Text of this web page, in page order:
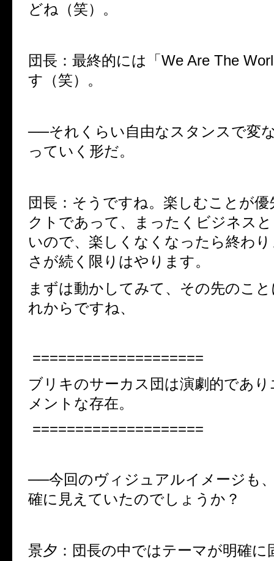
どね（笑）。
団長：最終的には「We Are The
す（笑）。
──それくらい自由なスタンスで変
っていく形だ。
団長：そうですね。楽しむことが
クトであって、まったくビジネス
いので、楽しくなくなったら終わ
さが続く限りはやります。
まずは動かしてみて、その先のこ
れからですね、
====================
ブリキのサーカス団は演劇的であ
メントな存在。
====================
──今回のヴィジュアルイメージも
確に見えていたのでしょうか？
景夕：団長の中ではテーマが明確に